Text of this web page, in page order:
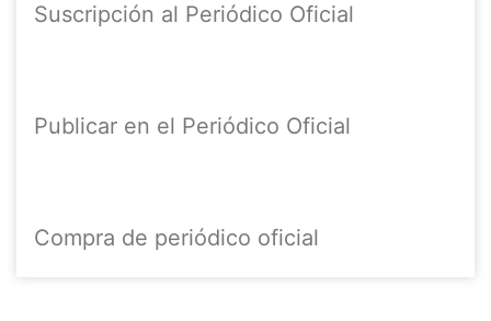
Suscripción al Periódico Oficial
Publicar en el Periódico Oficial
Compra de periódico oficial